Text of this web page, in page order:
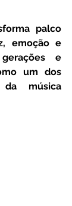
palco
emoção e
e
um dos
da música